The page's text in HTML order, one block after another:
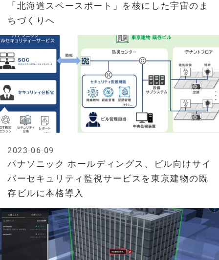
「北海道スペースポート」を核にした宇宙のま
ちづくりへ
パナソニック ホールディングス、ビル向けサイ
バーセキュリティ監視サービスを東京建物の既
存ビルに本格導入
2023-06-09